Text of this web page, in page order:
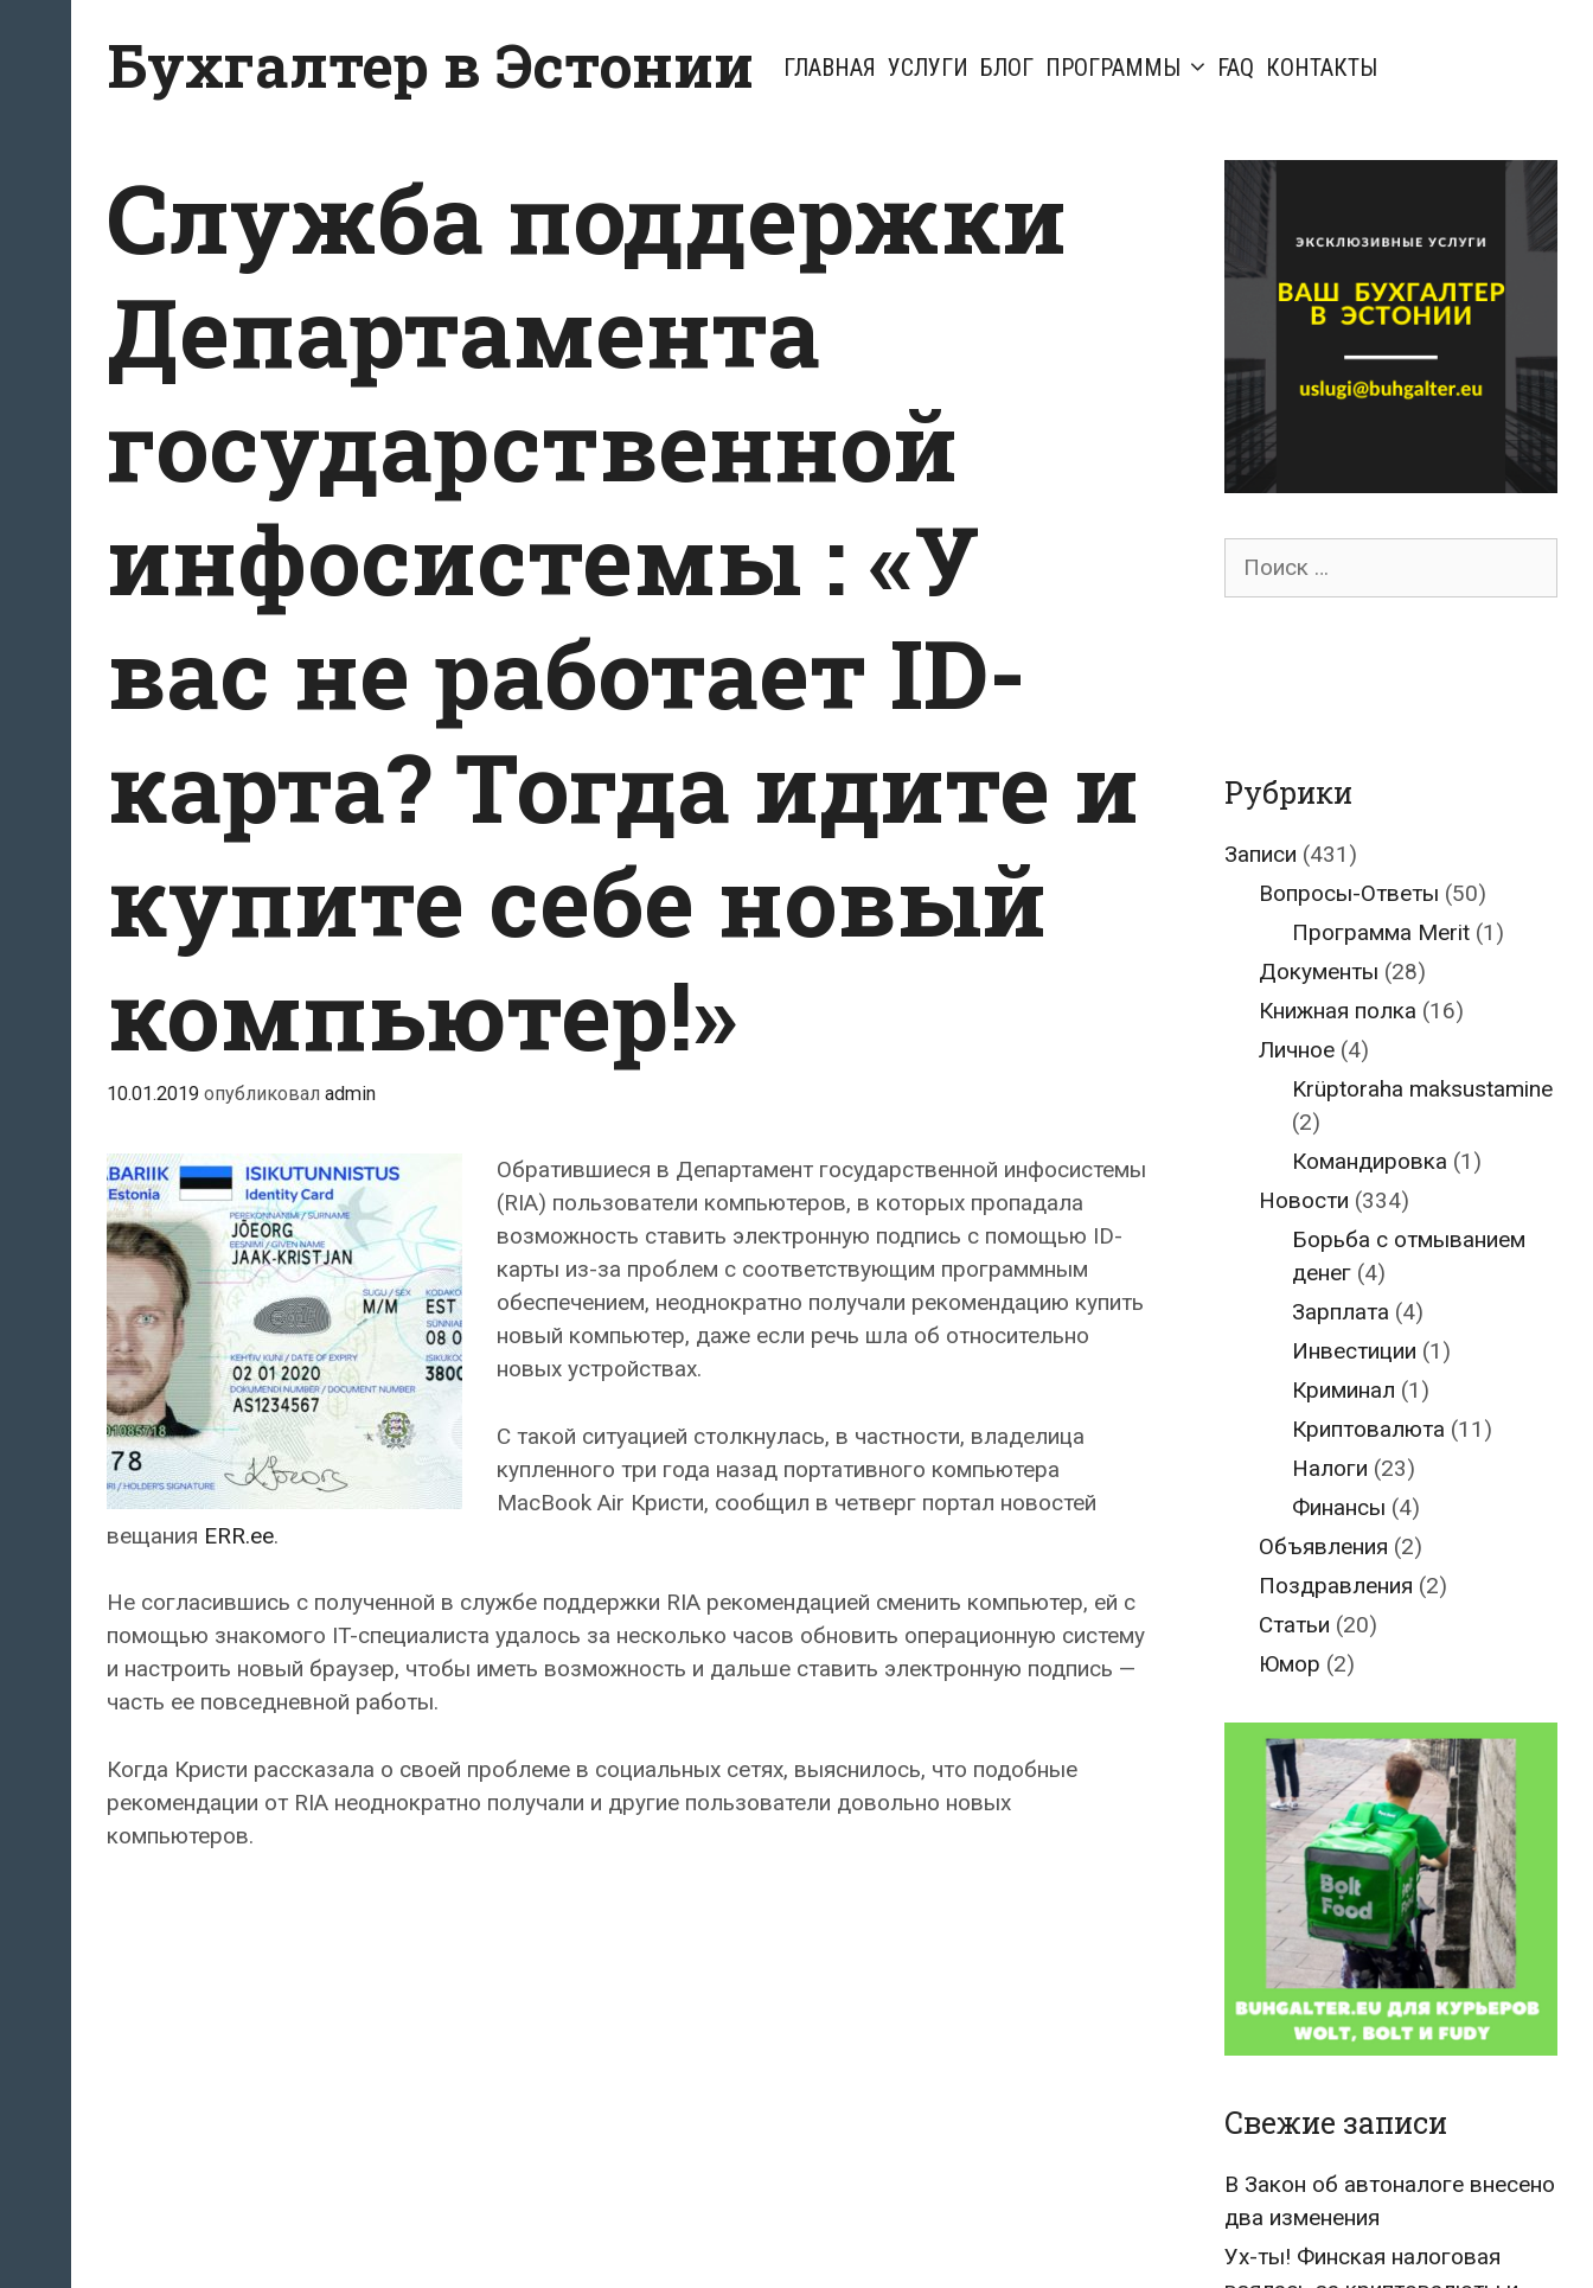
содержанию
Бухгалтер в Эстонии ГЛАВНАЯ УСЛУГИ БЛОГ ПРОГРАММЫ FAQ КОНТАКТЫ
Служба поддержки
Департамента
государственной
инфосистемы : «У
вас не работает ID-
карта? Тогда идите и
купите себе новый
компьютер!»
10.01.2019 опубликовал admin
Обратившиеся в Департамент государственной инфосистемы
(RIA) пользователи компьютеров, в которых пропадала
возможность ставить электронную подпись с помощью ID-
карты из-за проблем с соответствующим программным
обеспечением, неоднократно получали рекомендацию купить
новый компьютер, даже если речь шла об относительно
новых устройствах.
С такой ситуацией столкнулась, в частности, владелица
купленного три года назад портативного компьютера
MacBook Air Кристи, сообщил в четверг портал новостей
вещания ERR.ee.
Не согласившись с полученной в службе поддержки RIA рекомендацией сменить компьютер, ей с
помощью знакомого IT-специалиста удалось за несколько часов обновить операционную систему
и настроить новый браузер, чтобы иметь возможность и дальше ставить электронную подпись —
часть ее повседневной работы.
Когда Кристи рассказала о своей проблеме в социальных сетях, выяснилось, что подобные
рекомендации от RIA неоднократно получали и другие пользователи довольно новых
компьютеров.
Поиск
Рубрики
Записи (431)
Вопросы-Ответы (50)
Программа Merit (1)
Документы (28)
Книжная полка (16)
Личное(4)
Krüptoraha maksustamine
(2)
Командировка (1)
Новости (334)
Борьба с отмыванием
денег (4)
Зарплата (4)
Инвестиции (1)
Криминал (1)
Криптовалюта (11)
Налоги (23)
Финансы (4)
Объявления (2)
Поздравления (2)
Статьи (20)
Юмор (2)
Свежие записи
В Закон об автоналоге внесено
два изменения
Ух-ты! Финская налоговая